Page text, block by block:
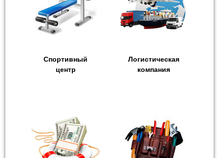
Спортивный
центр
Логистическая
компания